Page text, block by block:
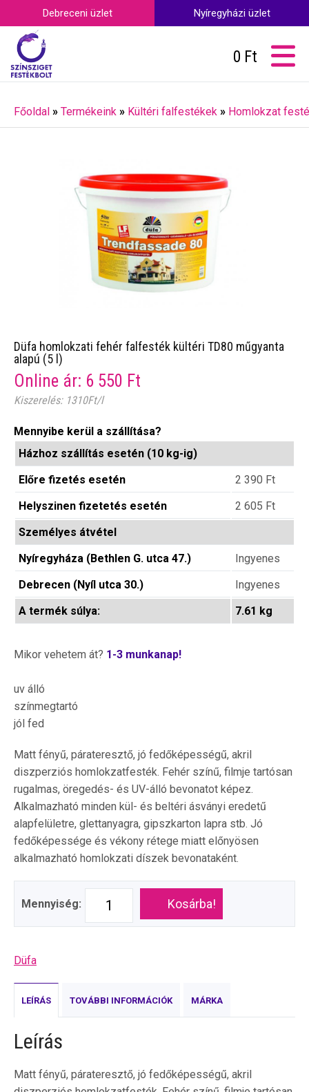
Debreceni üzlet Nyíregyházi üzlet
0 Ft
Főoldal » Termékeink » Kültéri falfestékek » Homlokzat
Düfa homlokzati fehér falfesték kültéri TD80 műgyanta
alapú (5 l)
Online ár: 6 550 Ft
Kiszerelés: 1310Ft/l
Mennyibe kerül a szállítása?
Házhoz szállítás esetén (10 kg-ig)
Előre fizetés esetén
2 390 Ft
Helyszinen fizetetés esetén
2 605 Ft
Személyes átvétel
Nyíregyháza (Bethlen G. utca 47.)
Ingyenes
Debrecen (Nyíl utca 30.)
Ingyenes
A termék súlya:
7.61 kg
Mikor vehetem át? 1-3 munkanap!
uv álló
színmegtartó
jól fed
Matt fényű, párateresztő, jó fedőképességű, akril
diszperziós homlokzatfesték. Fehér színű, filmje tartósan
rugalmas, öregedés- és UV-álló bevonatot képez.
Alkalmazható minden kül- és beltéri ásványi eredetű
alapfelületre, glettanyagra, gipszkarton lapra stb. Jó
fedőképessége és vékony rétege miatt előnyösen
alkalmazható homlokzati díszek bevonataként.
Mennyiség: Kosárba!
Düfa
LEÍRÁS TOVÁBBI INFORMÁCIÓK MÁRKA
Leírás
Matt fényű, párateresztő, jó fedőképességű, akril